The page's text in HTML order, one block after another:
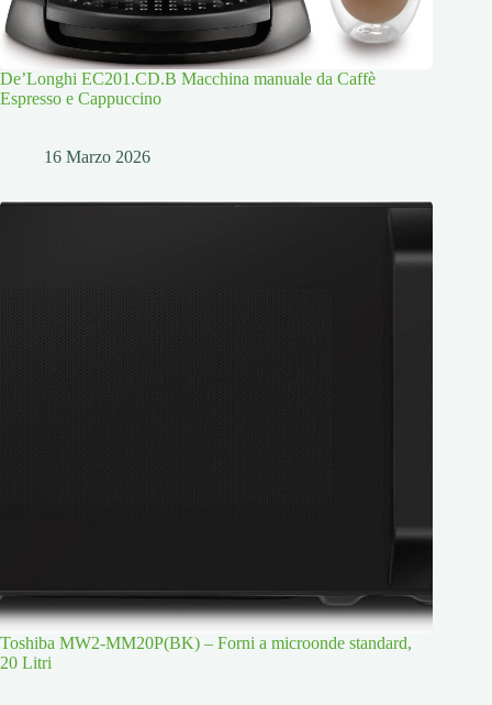
De’Longhi EC201.CD.B Macchina manuale da Caffè
Espresso e Cappuccino
16 Marzo 2026
Toshiba MW2-MM20P(BK) – Forni a microonde standard,
20 Litri